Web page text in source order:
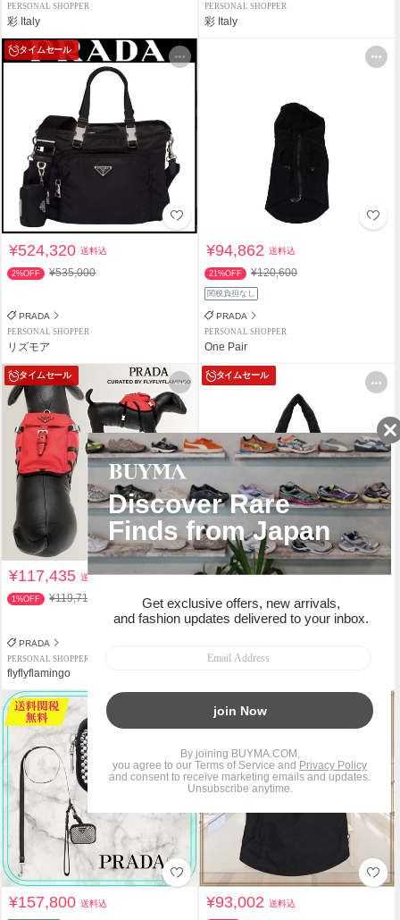
PERSONAL SHOPPER
彩 Italy
PERSONAL SHOPPER
彩 Italy
タイムセール
¥524,320送料込
2%OFF ¥535,000
PRADA
PERSONAL SHOPPER
リズモア
¥94,862送料込
21%OFF ¥120,600
関税負担なし
PRADA
PERSONAL SHOPPER
One Pair
タイムセール
¥117,435送料込
1%OFF ¥119,710
PRADA
PERSONAL SHOPPER
flyflyflamingo
タイムセール
¥343,202送料込
45%OFF
関税負担なし スピード配送
PERSONAL SHOPPER
¥157,800送料込 ¥93,002送料込